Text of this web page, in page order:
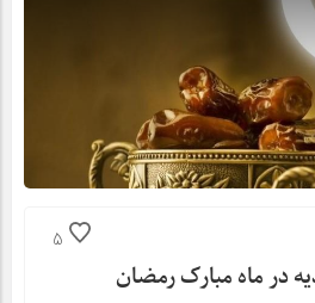
5
در ماه مبارک رمضان